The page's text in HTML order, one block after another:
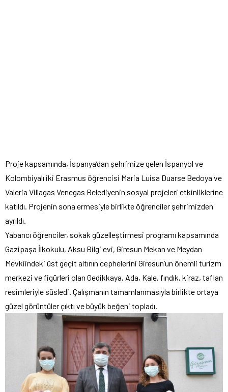
Proje kapsamında, İspanya’dan şehrimize gelen İspanyol ve
Kolombiyalı iki Erasmus öğrencisi Maria Luisa Duarse Bedoya ve
Valeria Villagas Venegas Belediyenin sosyal projeleri etkinliklerine
katıldı. Projenin sona ermesiyle birlikte öğrenciler şehrimizden
ayrıldı.
Yabancı öğrenciler, sokak güzelleştirmesi programı kapsamında
Gazipaşa İlkokulu, Aksu Bilgi evi, Giresun Mekan ve Meydan
Mevkiindeki üst geçit altının cephelerini Giresun’un önemli turizm
merkezi ve figürleri olan Gedikkaya, Ada, Kale, fındık, kiraz, taflan
resimleriyle süsledi. Çalışmanın tamamlanmasıyla birlikte ortaya
güzel görüntüler çıktı ve büyük beğeni topladı.